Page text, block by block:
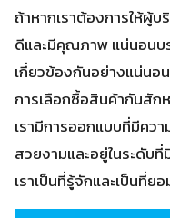
ถ้าหากเราต้องการให้ผู้
ดีและมีคุณภาพ แน่นอน
เกี่ยวข้องกันอย่างแน่นอ
การเลือกซื้อสินค้ากันสัก
เรามีการออกแบบที่มีคว
สวยงามและอยู่ในระดับ
เราเป็นที่รู้จักและเป็นที่ย